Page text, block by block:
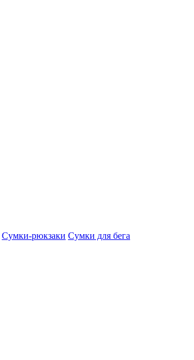
Сумки-рюкзаки Сумки для бега